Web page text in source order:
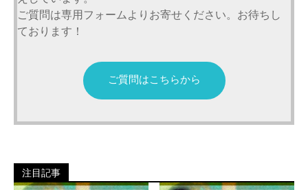
ご質問は専用フォームよりお寄せください。お待ちし
ております！
ご質問はこちらから
注目記事